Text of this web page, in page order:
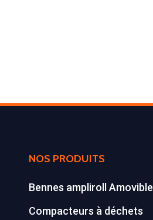
NOS PRODUITS
Bennes ampliroll
Compacteurs à déchets